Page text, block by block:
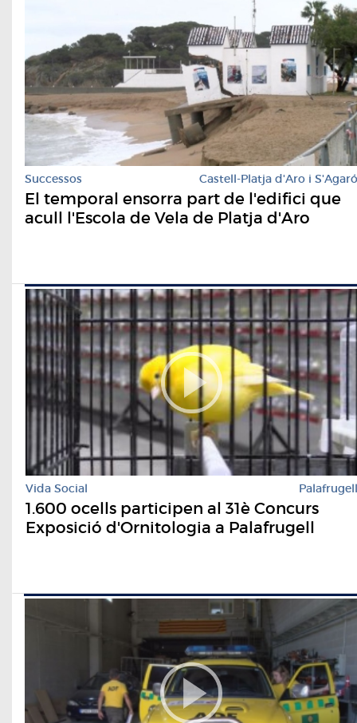
Successos Castell-Platja d'Aro i S'Agaró
El temporal ensorra part de l'edifici que
acull l'Escola de Vela de Platja d'Aro
Vida Social Palafrugell
1.600 ocells participen al 31è Concurs
Exposició d'Ornitologia a Palafrugell